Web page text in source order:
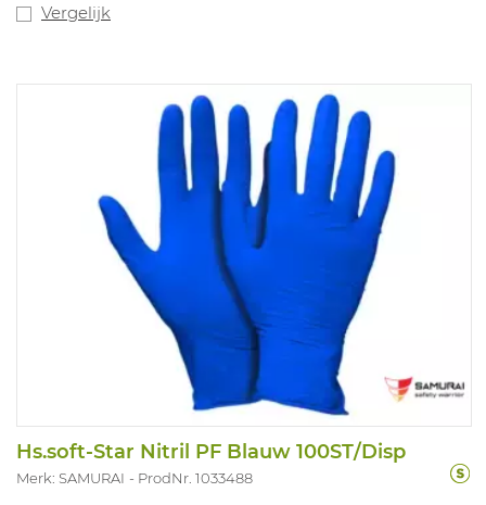
Vergelijk
Hs.soft-Star Nitril PF Blauw 100ST/Disp
Merk: SAMURAI ProdNr. 1033488